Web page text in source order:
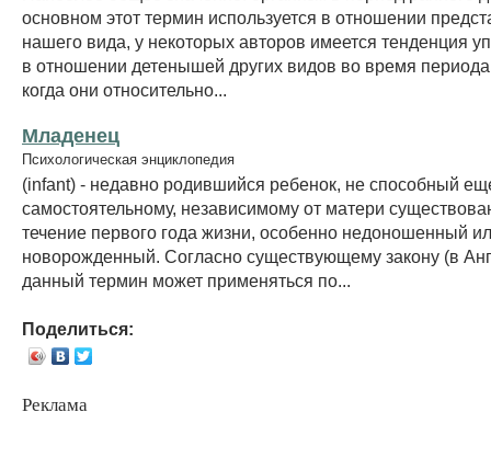
основном этот термин используется в отношении
нашего вида, у некоторых авторов имеется тенденция
в отношении детенышей других видов во время периода
когда они относительно...
Младенец
Психологическая энциклопедия
(infant) - недавно родившийся ребенок, не способный
самостоятельному, независимому от матери
течение первого года жизни, особенно недоношенный
новорожденный. Согласно существующему закону (в
данный термин может применяться по...
Поделиться:
Реклама